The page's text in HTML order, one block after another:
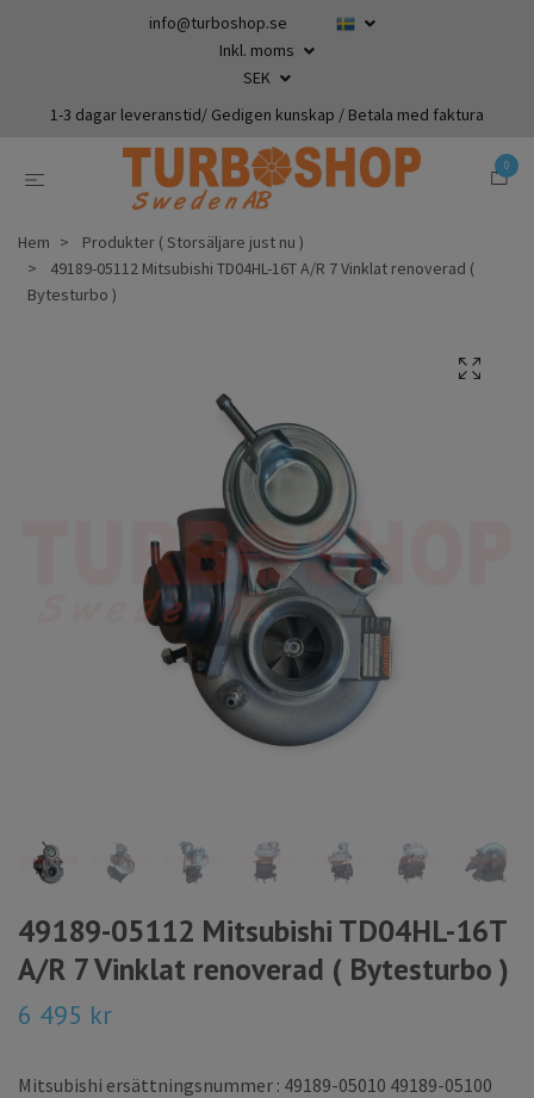
info@turboshop.se
Inkl. moms
SEK
1-3 dagar leveranstid/ Gedigen kunskap / Betala med faktura
0
Hem
Produkter ( Storsäljare just nu )
49189-05112 Mitsubishi TD04HL-16T A/R 7 Vinklat renoverad (
Bytesturbo )
49189-05112 Mitsubishi TD04HL-16T
A/R 7 Vinklat renoverad ( Bytesturbo )
6 495 kr
Mitsubishi ersättningsnummer : 49189-05010 49189-05100